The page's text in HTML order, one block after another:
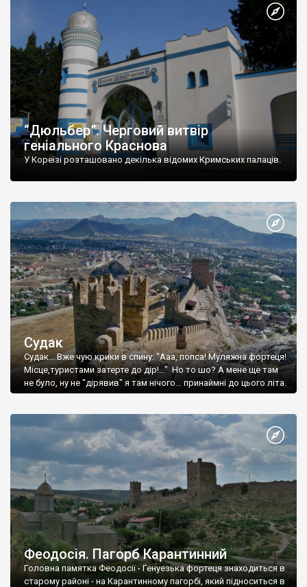
“Дюльбер”. Черговий витвір
геніального Краснова
У Кореїзі розташовано декілька відомих Кримських палаців.
Судак
Судак... Вже чую крики в спину: "Ааа, попса! Муляжна фортеця!
Місце,туристами затерте до дір!..." Но то шо? А мене ще там
не було, ну не "дірявив" я там нічого... принаймні до цього літа.
Феодосія. Пагорб Карантинний
Головна памятка Феодосії - Генуезька фортеця знаходиться в
старому районі - на Карантинному пагорбі, який підноситься в